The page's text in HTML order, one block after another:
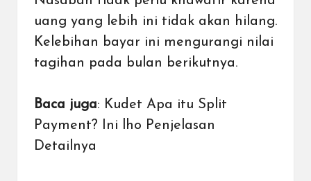
uang yang lebih ini tidak akan hilang.
Kelebihan bayar ini mengurangi nilai
tagihan pada bulan berikutnya.
Baca juga: Kudet Apa itu Split
Payment? Ini lho Penjelasan
Detailnya